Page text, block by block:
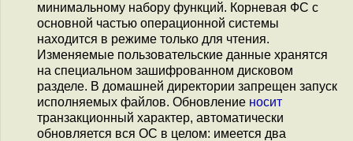
минимальному набору функций. Корневая ФС с
основной частью операционной системы
находится в режиме только для чтения.
Изменяемые пользовательские данные хранятся
на специальном зашифрованном дисковом
разделе. В домашней директории запрещен запуск
исполняемых файлов. Обновление носит
транзакционный характер, автоматически
обновляется вся ОС в целом: имеется два